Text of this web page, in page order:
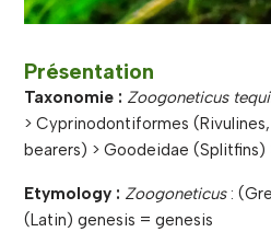
Présentation
Taxonomie : Zoogoneticus
> Cyprinodontiformes
bearers) > Goodeidae (Splitfins)
Etymology : Zoogoneticus:
(Latin) genesis = genesis